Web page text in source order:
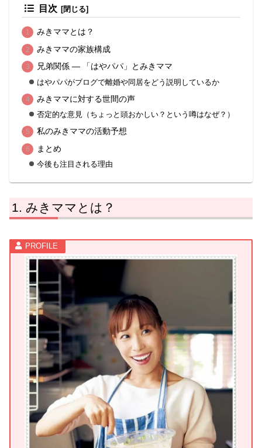
目次
みきママとは？
みきママの家族構成
兄弟関係 ― 「はやパパ」とみきママ
はやパパがブログで離婚や同居をどう説明しているか
みきママに対する世間の声
否定的な意見（ちょっと頭おかしい？という噂はなぜ？）
私のみきママの活動予想
まとめ
今後も注目される理由
みきママとは？